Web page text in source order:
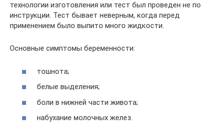
технологии изготовления или тест был проведен не по
инструкции. Тест бывает неверным, когда перед
применением было выпито много жидкости.
Основные симптомы беременности:
тошнота;
белые выделения;
боли в нижней части живота;
набухание молочных желез.